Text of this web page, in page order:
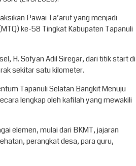
Pawai Ta’aruf yang menjadi
ke-58 Tingkat Kabupaten Tapanuli
H. Sofyan Adil Siregar, dari titik start di
sekitar satu kilometer.
Tapanuli Selatan Bangkit Menuju
lengkap oleh kafilah yang mewakili
elemen, mulai dari BKMT, jajaran
perangkat desa, para guru,